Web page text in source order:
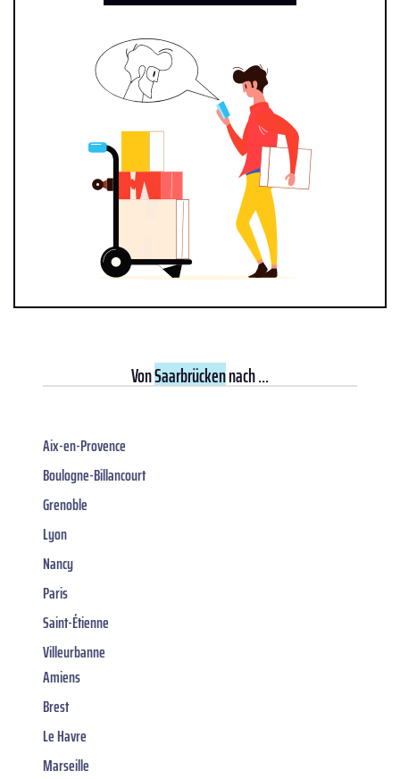
VonSaarbrückennach ...
Aix-en-Provence
Boulogne-Billancourt
Grenoble
Lyon
Nancy
Paris
Saint-Étienne
Villeurbanne
Amiens
Brest
Le Havre
Marseille